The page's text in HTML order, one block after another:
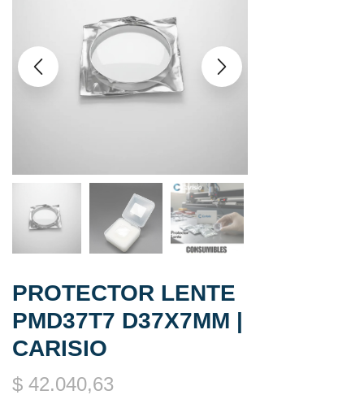
PROTECTOR LENTE
PMD37T7 D37X7MM |
CARISIO
$ 42.040,63